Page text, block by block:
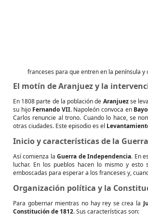
franceses para que entren en la península
El motín de Aranjuez y la
En 1808 parte de la población de Aranjuezse
su hijo Fernando VII. Napoleón convoca en
Carlos renuncie al trono. Cuando lo hace, se
otras ciudades. Este episodio es el
Inicio y características de la
Así comienza laGuerra de Independencia. En
luchar. En los pueblos hacen lo mismo y esto
emboscadas para esperar a los franceses y,
Organización política y la
Para gobernar mientras no hay rey se crea la
Constitución de 1812. Sus características son: